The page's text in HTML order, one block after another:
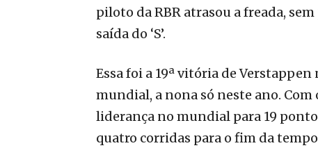
piloto da RBR atrasou a freada,
saída do ‘S’.
Essa foi a 19ª vitória de
mundial, a nona só neste ano.
liderança no mundial para 19
quatro corridas para o fim da